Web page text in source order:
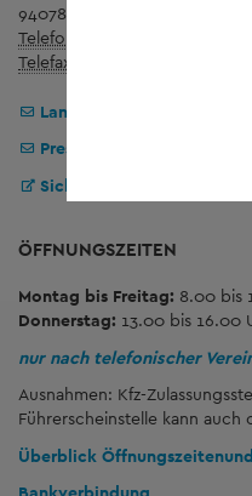
94078 Freyung
Telefon:
Telefax:
Landratsamt Freyung-
Pressestelle
Sicheres Kontaktformular
ÖFFNUNGSZEITEN
Montag bis Freitag: 8.00 bis
Donnerstag: 13.00 bis 16.00
nur nach telefonischer
Ausnahmen: Kfz-
Führerscheinstelle kann
Überblick Öffnungszeiten